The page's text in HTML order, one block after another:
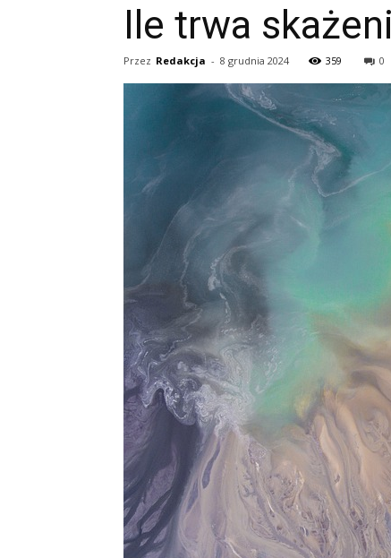
Ile trwa
Przez Redakcja - 8 grudnia 2024 359 0